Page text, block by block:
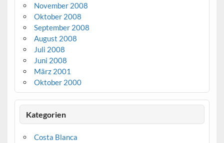
November 2008
Oktober 2008
September 2008
August 2008
Juli 2008
Juni 2008
März 2001
Oktober 2000
Kategorien
Costa Blanca